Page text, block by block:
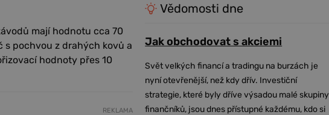
mají hodnotu cca 70
s pochvou z drahých kovů a
hodnoty přes 10
REKLAMA
Vědomosti dne
Jak obchodovat s akciemi
Svět velkých financí a tradingu na burzách je
nyní otevřenější, než kdy dřív. Investiční
strategie, které byly dříve výsadou malé skupiny
finančníků, jsou dnes přístupné každému, kdo si